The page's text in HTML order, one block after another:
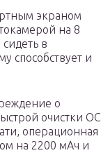
экраном
на 8
в
способствует и
о
очистки ОС
операционная
на 2200 мАч и